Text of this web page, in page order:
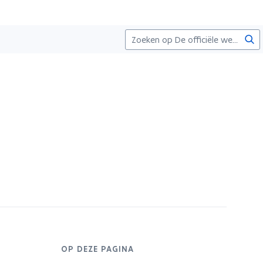
OP DEZE PAGINA